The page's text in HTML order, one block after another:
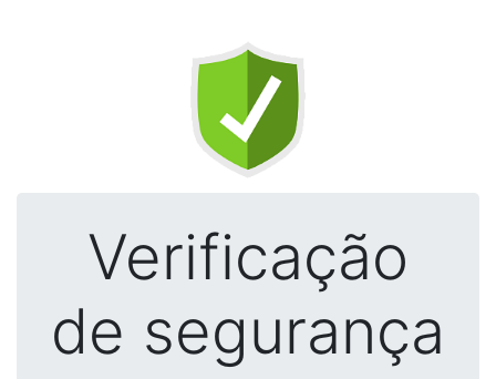
Verificação
de segurança